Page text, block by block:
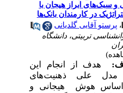
ابراز هیجان با
در کارمندان بانک‌ها
پرستو آقایی گلدیانی
تربیتی، دانشگاه
:
هدف از انجام این
علی ذهنیت‌های
هوش هیجانی و